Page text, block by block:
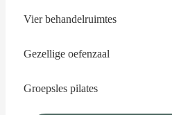
Vier behandelruimtes
Gezellige oefenzaal
Groepsles pilates